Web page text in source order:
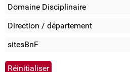
Domaine Disciplinaire
Direction / département
sitesBnF